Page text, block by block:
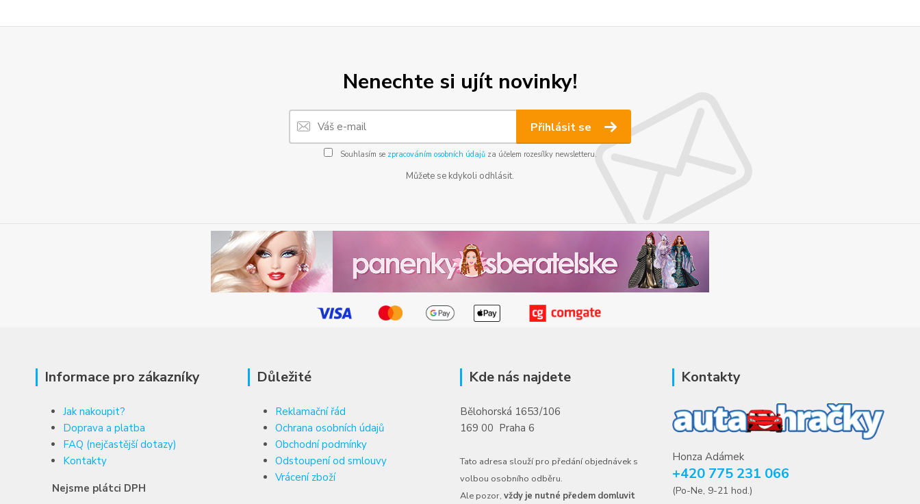
Nenechte si ujít novinky!
Přihlásit se
Souhlasím se zpracováním osobních údajůza účelem rozesílky newsletteru.
Můžete se kdykoli odhlásit.
Informace pro zákazníky
Jak nakoupit?
Doprava a platba
FAQ (nejčastější dotazy)
Kontakty
Nejsme plátci DPH
Důležité
Reklamační řád
Ochrana osobních údajů
Obchodní podmínky
Odstoupení od smlouvy
Vrácení zboží
Kde nás najdete
Bělohorská 1653/106
169 00 Praha 6
Tato adresa slouží pro předání objednávek s
volbou osobního odběru.
Ale pozor, vždy je nutné předem domluvit
Kontakty
Honza Adámek
+420 775 231 066
(Po-Ne, 9-21 hod.)